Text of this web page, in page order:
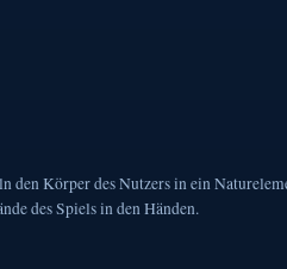
den Körper des Nutzers in ein
des Spiels in den Händen.